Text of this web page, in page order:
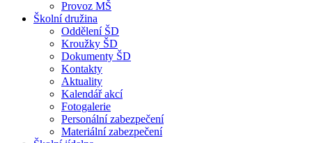
Provoz MŠ
Školní družina
Oddělení ŠD
Kroužky ŠD
Dokumenty ŠD
Kontakty
Aktuality
Kalendář akcí
Fotogalerie
Personální zabezpečení
Materiální zabezpečení